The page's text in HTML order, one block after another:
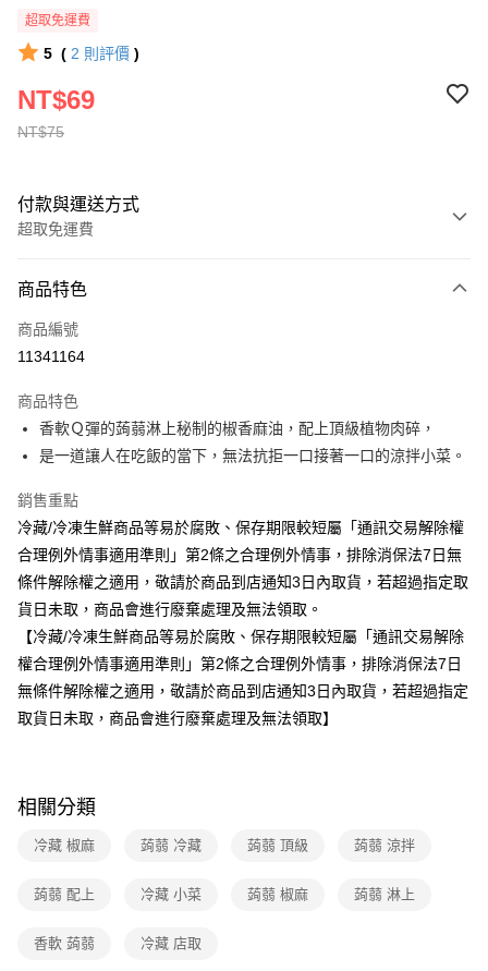
超取免運費
5 ( 2 則評價 )
NT$75
NT$69
付款與運送方式
超取免運費
全家線上支付
運送方式
冷藏-付款後全家取貨
免運費
商品特色
商品編號
11341164
商品特色
香軟Ｑ彈的蒟蒻淋上秘制的椒香麻油，配上頂級植物肉碎，
是一道讓人在吃飯的當下，無法抗拒一口接著一口的涼拌小菜。
銷售重點
冷藏/冷凍生鮮商品等易於腐敗、保存期限較短屬「通訊交易解除權
合理例外情事適用準則」第2條之合理例外情事，排除消保法7日無
條件解除權之適用，敬請於商品到店通知3日內取貨，若超過指定取
貨日未取，商品會進行廢棄處理及無法領取。
【冷藏/冷凍生鮮商品等易於腐敗、保存期限較短屬「通訊交易解除
權合理例外情事適用準則」第2條之合理例外情事，排除消保法7日
無條件解除權之適用，敬請於商品到店通知3日內取貨，若超過指定
取貨日未取，商品會進行廢棄處理及無法領取】
相關分類
冷藏 椒麻 蒟蒻 冷藏 蒟蒻 頂級 蒟蒻 涼拌
蒟蒻 配上 冷藏 小菜 蒟蒻 椒麻 蒟蒻 淋上
香軟 蒟蒻 冷藏 店取